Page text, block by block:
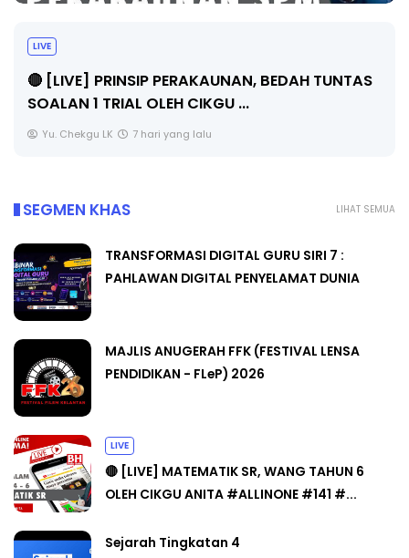
LIVE
🔴 [LIVE] PRINSIP PERAKAUNAN, BEDAH TUNTAS
SOALAN 1 TRIAL OLEH CIKGU ...
Yu. Chekgu LK 7 hari yang lalu
LIHAT SEMUA
SEGMEN KHAS
TRANSFORMASI DIGITAL GURU SIRI 7 :
PAHLAWAN DIGITAL PENYELAMAT DUNIA
MAJLIS ANUGERAH FFK (FESTIVAL LENSA
PENDIDIKAN - FLeP) 2026
LIVE
🔴 [LIVE] MATEMATIK SR, WANG TAHUN 6
OLEH CIKGU ANITA #ALLINONE #141 #...
Sejarah Tingkatan 4